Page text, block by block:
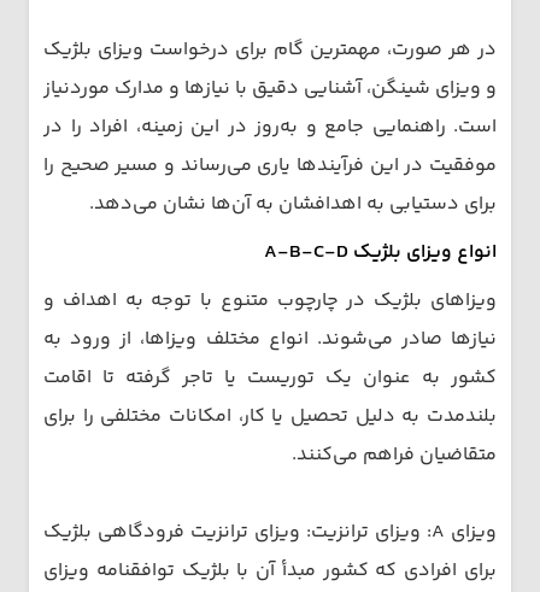
در هر صورت، مهمترین گام برای درخواست ویزای بلژیک
و ویزای شینگن، آشنایی دقیق با نیازها و مدارک موردنیاز
است. راهنمایی جامع و به‌روز در این زمینه، افراد را در
موفقیت در این فرآیندها یاری می‌رساند و مسیر صحیح را
برای دستیابی به اهدافشان به آن‌ها نشان می‌دهد.
انواع ویزای بلژیک A-B-C-D
ویزاهای بلژیک در چارچوب متنوع با توجه به اهداف و
نیازها صادر می‌شوند. انواع مختلف ویزاها، از ورود به
کشور به عنوان یک توریست یا تاجر گرفته تا اقامت
بلندمدت به دلیل تحصیل یا کار، امکانات مختلفی را برای
متقاضیان فراهم می‌کنند.
ویزای A: ویزای ترانزیت: ویزای ترانزیت فرودگاهی بلژیک
برای افرادی که کشور مبدأ آن با بلژیک توافقنامه ویزای